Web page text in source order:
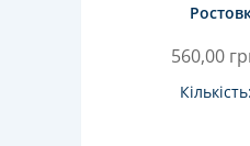
560,00
Кількість: